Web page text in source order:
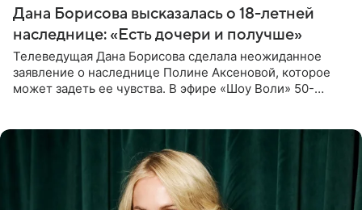
Дана Борисова высказалась о 18-летней
наследнице: «Есть дочери и получше»
Телеведущая Дана Борисова сделала неожиданное
заявление о наследнице Полине Аксеновой, которое
может задеть ее чувства. В эфире «Шоу Воли» 50-